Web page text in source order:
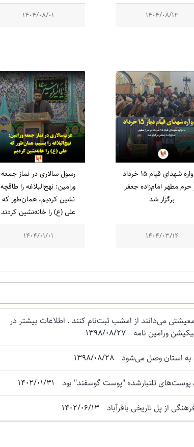
1404/08/13
1404/08/01
یادواره شهدای قیام ۱۵ خرداد
حرم مطهر امام‌زاده جعفر
برگزار شد
1404/03/14
رسول سالاری در نماز جمعه
ورامین: نهج‌البلاغه را طاقچه
نشین کردیم، همان‌طور که
علی (ع) را خانه‌نشین کردند
1404/01/01
می‌دانند از امشب ثبت‌نام کنند . اطلاعات بیشتر در
ورامین نامه
1398/08/27
به استان وصل می‌شود
1398/08/28
تلنبارشده "‌پوست گوسفند" بود
1402/01/31
از پل تاریخی باقرآباد
1402/06/13